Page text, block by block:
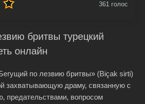
361 голос
бритвы турецкий
онлайн
по лезвию бритвы» (Biçak sirti)
захватывающую драму, связанную с
предательствами, вопросом